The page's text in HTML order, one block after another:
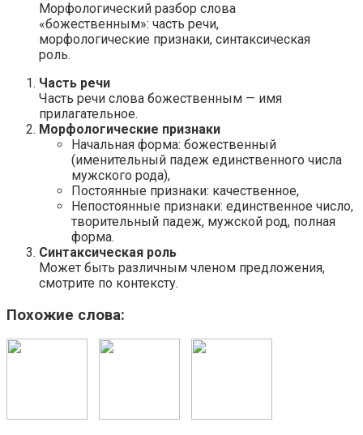
Морфологический разбор слова
«божественным»: часть речи,
морфологические признаки, синтаксическая
роль.
Часть речи
Часть речи слова божественным — имя
прилагательное.
Морфологические признаки
Начальная форма: божественный
(именительный падеж единственного числа
мужского рода),
Постоянные признаки: качественное,
Непостоянные признаки: единственное число,
творительный падеж, мужской род, полная
форма.
Синтаксическая роль
Может быть различным членом предложения,
смотрите по контексту.
Похожие слова: